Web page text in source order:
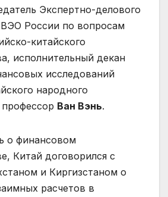
Экспертно-делового
России по вопросам
китайского
исполнительный декан
исследований
народного
Ван Вэнь.
о финансовом
Китай договорился с
и Киргизстаном о
расчетов в